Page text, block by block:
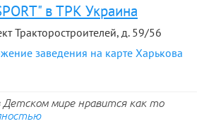
в ТРК Украина
Тракторостроителей, д. 59/56
заведения на карте Харькова
мире нравится как то